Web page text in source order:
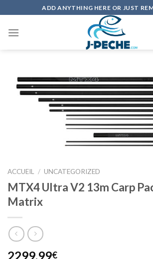
to
content
ADD ANYTHING HERE OR JUST
ACCUEIL / UNCATEGORIZED
MTX4 Ultra V2 13m Carp
Matrix
2299,99€